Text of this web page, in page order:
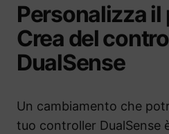
Personalizza
Crea del
DualSense
Un cambiamento che
tuo controller DualSense